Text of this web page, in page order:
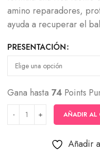
amino reparadores,
ayuda a recuperar el
PRESENTACIÓN
Gana hasta 74 Points
AÑADIR AL
Añadir